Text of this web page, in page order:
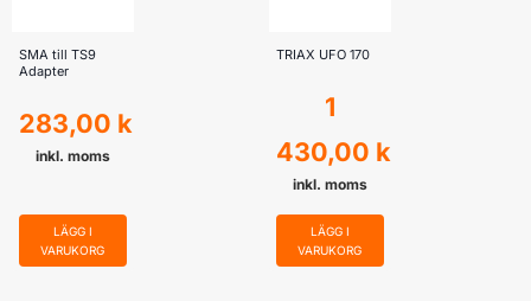
SMA till TS9
Adapter
283,00 kr
inkl. moms
LÄGG I
VARUKORG
TRIAX UFO 170
1
430,00 kr
inkl. moms
LÄGG I
VARUKORG